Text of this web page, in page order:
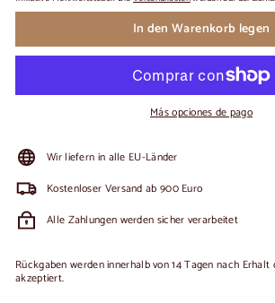
In den Warenkorb legen
Más opciones de pago
Wir liefern in alle EU-Länder
Kostenloser Versand ab 900 Euro
Alle Zahlungen werden sicher verarbeitet
Rückgaben werden innerhalb von 14 Tagen nach
akzeptiert.